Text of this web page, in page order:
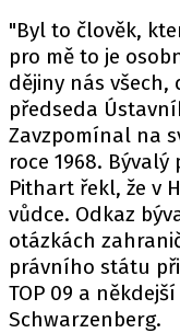
"Byl to člověk,
pro mě to je
dějiny nás všech,
předseda
Zavzpomínal na
roce 1968.
Pithart řekl, že v
vůdce. Odkaz
otázkách
právního státu
TOP 09 a
Schwarzenberg.